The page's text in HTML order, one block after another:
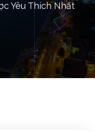
Yêu Thích Nhất